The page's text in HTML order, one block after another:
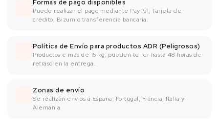
Formas de pago disponibles
Puede realizar el pago mediante PayPal, Tarjeta de
crédito, Bizum o transferencia bancaría.
Política de Envío para productos ADR (Peligrosos)
Productos e más de 15 kg, pueden tener hasta 48 horas de
retraso en la entrega.
Zonas de envío
Se realizan envíos a España, Portugal, Francia, Italia y
Alemania.